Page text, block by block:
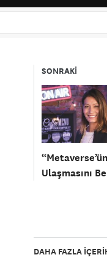
SONRAKİ
Ulaşmasını
DAHA FAZLA